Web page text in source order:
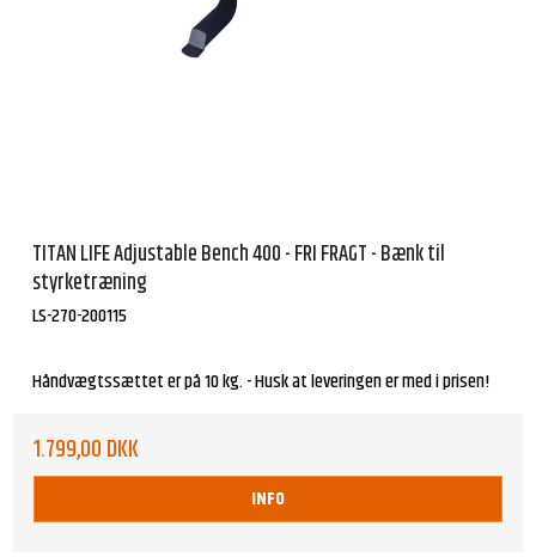
TITAN LIFE Adjustable Bench 400 - FRI FRAGT - Bænk til
styrketræning
LS-270-200115
Håndvægtssættet er på 10 kg. - Husk at leveringen er med i prisen!
1.799,00 DKK
INFO